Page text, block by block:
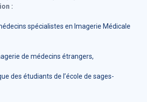
:
spécialistes en Imagerie Médicale
de médecins étrangers,
des étudiants de l’école de sages-